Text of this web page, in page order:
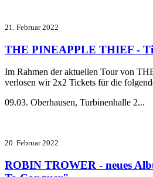
21. Februar 2022
THE PINEAPPLE THIEF -
Im Rahmen der aktuellen Tour von
verlosen wir 2x2 Tickets für die
09.03. Oberhausen, Turbinenhalle 2...
20. Februar 2022
ROBIN TROWER - neues